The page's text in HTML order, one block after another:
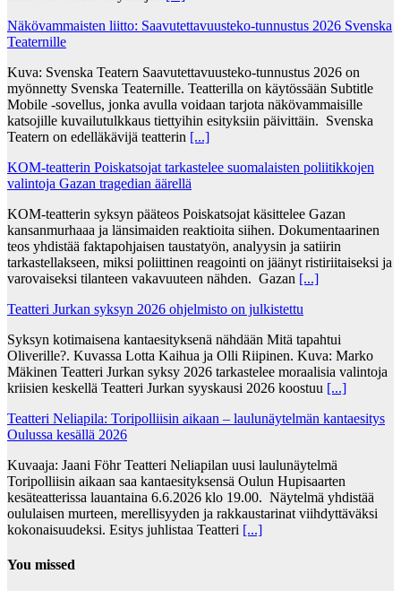
Näkövammaisten liitto: Saavutettavuusteko-tunnustus 2026 Svenska
Teaternille
Kuva: Svenska Teatern Saavutettavuusteko-tunnustus 2026 on
myönnetty Svenska Teaternille. Teatterilla on käytössään Subtitle
Mobile -sovellus, jonka avulla voidaan tarjota näkövammaisille
katsojille kuvailutulkkaus tiettyihin esityksiin päivittäin. Svenska
Teatern on edelläkävijä teatterin [...]
KOM-teatterin Poiskatsojat tarkastelee suomalaisten poliitikkojen
valintoja Gazan tragedian äärellä
KOM-teatterin syksyn pääteos Poiskatsojat käsittelee Gazan
kansanmurhaaa ja länsimaiden reaktioita siihen. Dokumentaarinen
teos yhdistää faktapohjaisen taustatyön, analyysin ja satiirin
tarkastellakseen, miksi poliittinen reagointi on jäänyt ristiriitaiseksi ja
varovaiseksi tilanteen vakavuuteen nähden. Gazan [...]
Teatteri Jurkan syksyn 2026 ohjelmisto on julkistettu
Syksyn kotimaisena kantaesityksenä nähdään Mitä tapahtui
Oliverille?. Kuvassa Lotta Kaihua ja Olli Riipinen. Kuva: Marko
Mäkinen Teatteri Jurkan syksy 2026 tarkastelee moraalisia valintoja
kriisien keskellä Teatteri Jurkan syyskausi 2026 koostuu [...]
Teatteri Neliapila: Toripolliisin aikaan – laulunäytelmän kantaesitys
Oulussa kesällä 2026
Kuvaaja: Jaani Föhr Teatteri Neliapilan uusi laulunäytelmä
Toripolliisin aikaan saa kantaesityksensä Oulun Hupisaarten
kesäteatterissa lauantaina 6.6.2026 klo 19.00. Näytelmä yhdistää
oululaisen murteen, merellisyyden ja rakkaustarinat viihdyttäväksi
kokonaisuudeksi. Esitys juhlistaa Teatteri [...]
You missed